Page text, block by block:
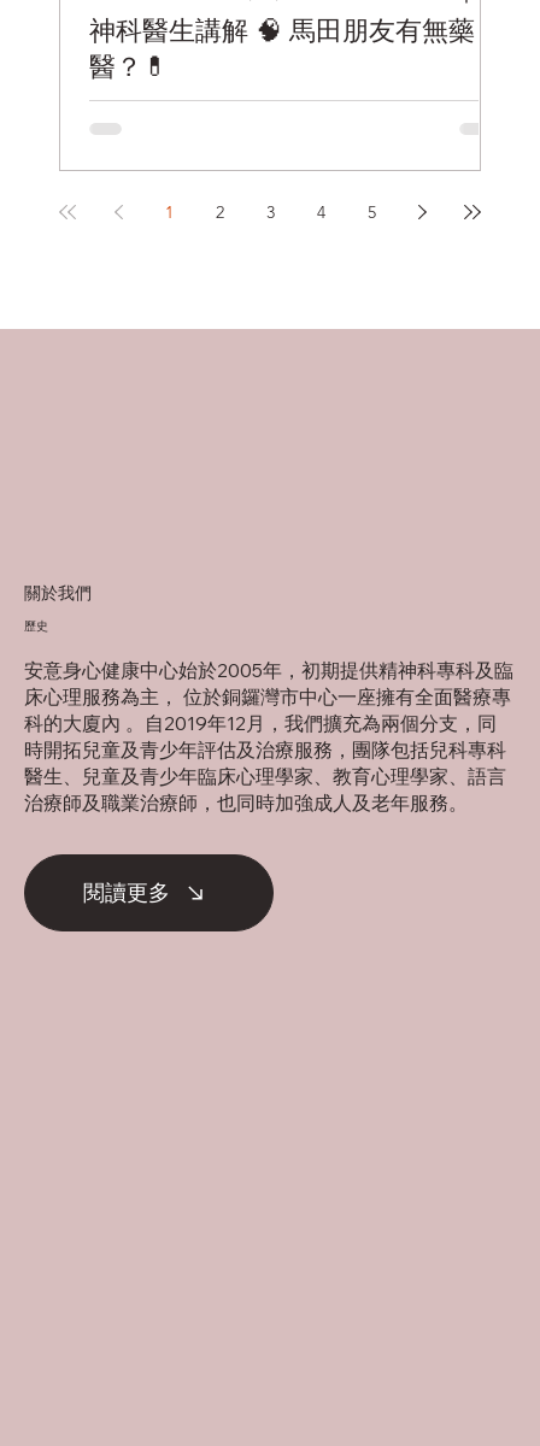
神科醫生講解 🧠 馬田朋友有無藥
醫？💊
1 2 3 4 5
閱讀更多
安意身心健康中心始於2005年，初期提供精神科專科及臨
床心理服務為主， 位於銅鑼灣市中心一座擁有全面醫療專
科的大廈內 。自2019年12月，我們擴充為兩個分支，同
時開拓兒童及青少年評估及治療服務，團隊包括兒科專科
醫生、兒童及青少年臨床心理學家、教育心理學家、語言
治療師及職業治療師，也同時加強成人及老年服務。
關於我們
歷史